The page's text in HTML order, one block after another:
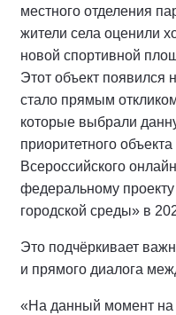
местного отделения
жители села оценили
новой спортивной
Этот объект появился
стало прямым
которые выбрали
приоритетного
Всероссийского
федеральному
городской среды» в
Это подчёркивает
и прямого диалога
«На данный момент на